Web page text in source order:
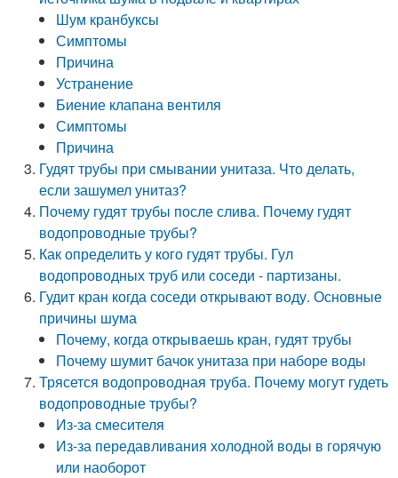
Шум кранбуксы
Симптомы
Причина
Устранение
Биение клапана вентиля
Симптомы
Причина
Гудят трубы при смывании унитаза. Что делать,
если зашумел унитаз?
Почему гудят трубы после слива. Почему гудят
водопроводные трубы?
Как определить у кого гудят трубы. Гул
водопроводных труб или соседи - партизаны.
Гудит кран когда соседи открывают воду. Основные
причины шума
Почему, когда открываешь кран, гудят трубы
Почему шумит бачок унитаза при наборе воды
Трясется водопроводная труба. Почему могут гудеть
водопроводные трубы?
Из-за смесителя
Из-за передавливания холодной воды в горячую
или наоборот